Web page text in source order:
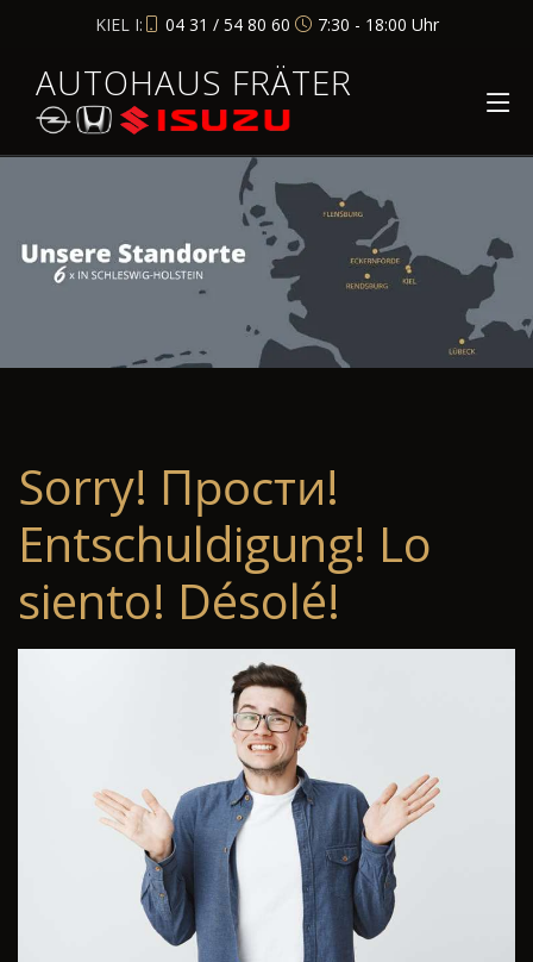
KIEL I: 04 31 / 54 80 60 7:30 - 18:00 Uhr
AUTOHAUS FRÄTER
Sorry! Прости!
Entschuldigung! Lo
siento! Désolé!